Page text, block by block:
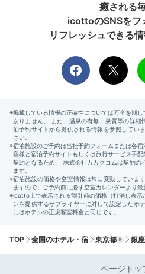
uhihinohi86
早起きの夫は朝から客室で仕事。
トレスフリーで作業ができたそうです
Breakfast
08:00
栄養価の監修がされた
ヘルシーな洋朝食を
癒される
icottoのSNSをフ
リフレッシュできる
TOP 全国のホテル・宿 東京都 銀座
ページトッ